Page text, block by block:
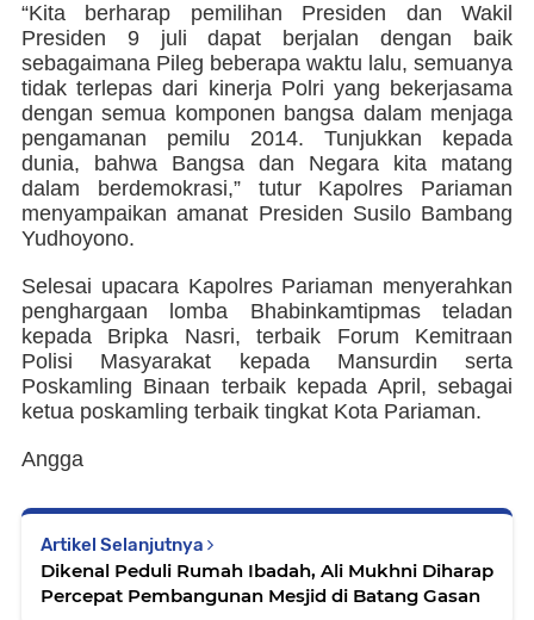
“Kita berharap pemilihan Presiden dan Wakil
Presiden 9 juli dapat berjalan dengan baik
sebagaimana Pileg beberapa waktu lalu, semuanya
tidak terlepas dari kinerja Polri yang bekerjasama
dengan semua komponen bangsa dalam menjaga
pengamanan pemilu 2014. Tunjukkan kepada
dunia, bahwa Bangsa dan Negara kita matang
dalam berdemokrasi,” tutur Kapolres Pariaman
menyampaikan amanat Presiden Susilo Bambang
Yudhoyono.
Selesai upacara Kapolres Pariaman menyerahkan
penghargaan lomba Bhabinkamtipmas teladan
kepada Bripka Nasri, terbaik Forum Kemitraan
Polisi Masyarakat kepada Mansurdin serta
Poskamling Binaan terbaik kepada April, sebagai
ketua poskamling terbaik tingkat Kota Pariaman.
Angga
Artikel Selanjutnya
Dikenal Peduli Rumah Ibadah, Ali Mukhni Diharap
Percepat Pembangunan Mesjid di Batang Gasan